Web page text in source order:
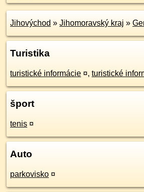
Jihovýchod » Jihomoravský kraj »
Turistika
turistické informácie ¤, turistické
šport
tenis ¤
Auto
parkovisko ¤